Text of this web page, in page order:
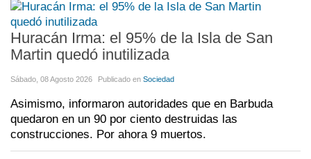
Huracán Irma: el 95% de la Isla de San
Martin quedó inutilizada
Sábado, 08 Agosto 2026 Publicado en Sociedad
Asimismo, informaron autoridades que en Barbuda
quedaron en un 90 por ciento destruidas las
construcciones. Por ahora 9 muertos.